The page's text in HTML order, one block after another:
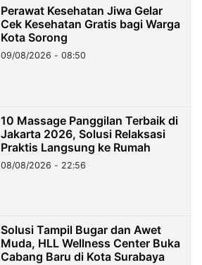
Perawat Kesehatan Jiwa Gelar
Cek Kesehatan Gratis bagi Warga
Kota Sorong
09/08/2026 - 08:50
10 Massage Panggilan Terbaik di
Jakarta 2026, Solusi Relaksasi
Praktis Langsung ke Rumah
08/08/2026 - 22:56
Solusi Tampil Bugar dan Awet
Muda, HLL Wellness Center Buka
Cabang Baru di Kota Surabaya